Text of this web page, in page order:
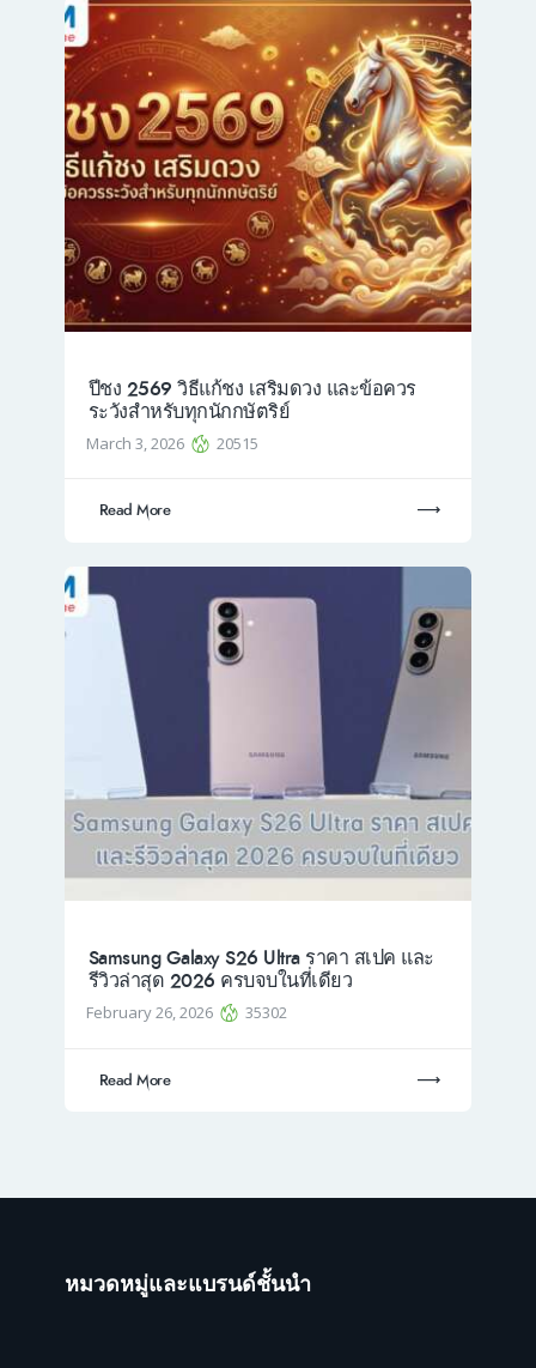
ปีชง 2569 วิธีแก้ชง เสริมดวง และข้อควร
ระวังสำหรับทุกนักกษัตริย์
March 3, 2026 20515
Read More
Samsung Galaxy S26 Ultra ราคา สเปค และ
รีวิวล่าสุด 2026 ครบจบในที่เดียว
February 26, 2026 35302
Read More
หมวดหมู่และแบรนด์ชั้นนำ